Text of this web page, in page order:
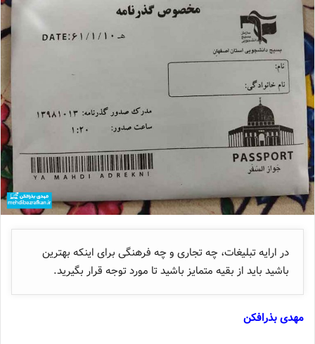
در ارایه تبلیغات، چه تجاری و چه فرهنگی برای اینکه بهترین
باشید باید از بقیه متمایز باشید تا مورد توجه قرار بگیرید.
مهدی بذرافکن